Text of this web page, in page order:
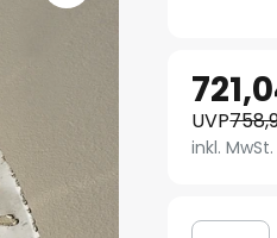
UVP
inkl. MwSt.